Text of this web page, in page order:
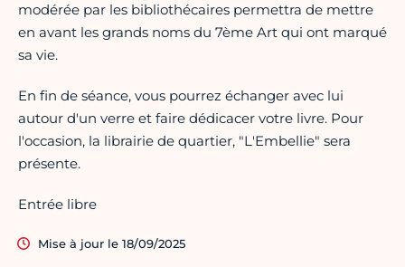
modérée par les bibliothécaires permettra de mettre
en avant les grands noms du 7ème Art qui ont marqué
sa vie.
En fin de séance, vous pourrez échanger avec lui
autour d'un verre et faire dédicacer votre livre. Pour
l'occasion, la librairie de quartier, "L'Embellie" sera
présente.
Entrée libre
Mise à jour le 18/09/2025